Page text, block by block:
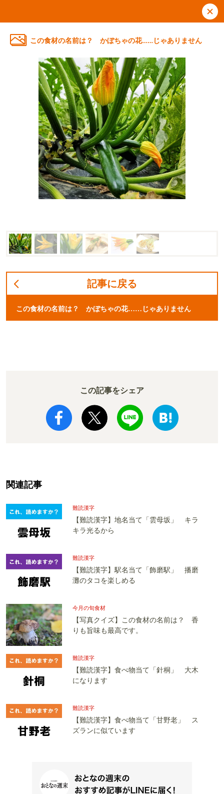
この食材の名前は？ かぼちゃの花……じゃありません
記事に戻る
この食材の名前は？ かぼちゃの花……じゃありません
この記事をシェア
関連記事
難読漢字
【難読漢字】地名当て「雲母坂」 キラ
キラ光るから
難読漢字
【難読漢字】駅名当て「飾磨駅」 播磨
灘のタコを楽しめる
今月の旬食材
【写真クイズ】この食材の名前は？ 香
りも旨味も最高です。
難読漢字
【難読漢字】食べ物当て「針桐」 大木
になります
難読漢字
【難読漢字】食べ物当て「甘野老」 ス
ズランに似ています